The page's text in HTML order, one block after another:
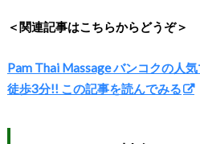
＜関連記事はこちらからどうぞ＞
Pam Thai Massage バンコクの人
徒歩3分!! この記事を読んでみる